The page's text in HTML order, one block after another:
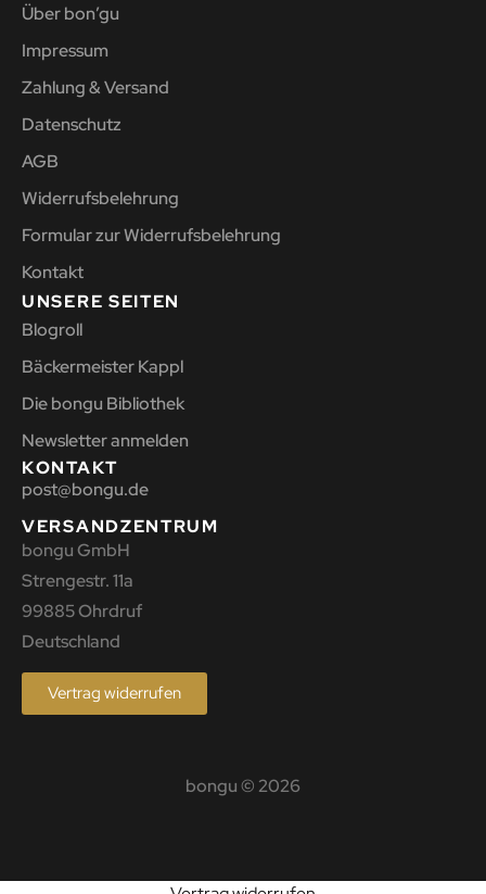
Über bon’gu
Impressum
Zahlung & Versand
Datenschutz
AGB
Widerrufsbelehrung
Formular zur Widerrufsbelehrung
Kontakt
UNSERE SEITEN
Blogroll
Bäckermeister Kappl
Die bongu Bibliothek
Newsletter anmelden
KONTAKT
post@bongu.de
VERSANDZENTRUM
bongu GmbH
Strengestr. 11a
99885 Ohrdruf
Deutschland
Vertrag widerrufen
bongu © 2026